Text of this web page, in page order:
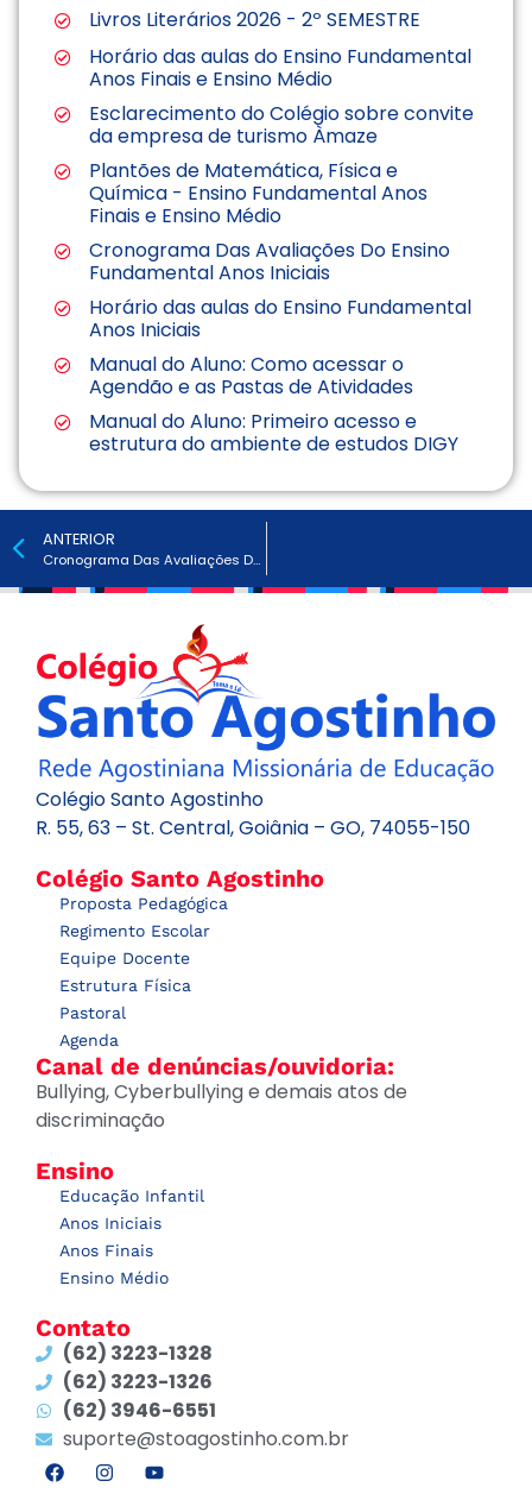
Livros Literários 2026 - 2º SEMESTRE
Horário das aulas do Ensino Fundamental
Anos Finais e Ensino Médio
Esclarecimento do Colégio sobre convite
da empresa de turismo Àmaze
Plantões de Matemática, Física e
Química - Ensino Fundamental Anos
Finais e Ensino Médio
Cronograma Das Avaliações Do Ensino
Fundamental Anos Iniciais
Horário das aulas do Ensino Fundamental
Anos Iniciais
Manual do Aluno: Como acessar o
Agendão e as Pastas de Atividades
Manual do Aluno: Primeiro acesso e
estrutura do ambiente de estudos DIGY
ANTERIOR
Cronograma Das Avaliações Do Ensino Médio – 3ª SÉRIES – 2026
Colégio Santo Agostinho
R. 55, 63 – St. Central, Goiânia – GO, 74055-150
Colégio Santo Agostinho
Proposta Pedagógica
Regimento Escolar
Equipe Docente
Estrutura Física
Pastoral
Agenda
Canal de denúncias/ouvidoria:
Bullying, Cyberbullying e demais atos de
discriminação
Ensino
Educação Infantil
Anos Iniciais
Anos Finais
Ensino Médio
Contato
(62) 3223-1328
(62) 3223-1326
(62) 3946-6551
suporte@stoagostinho.com.br